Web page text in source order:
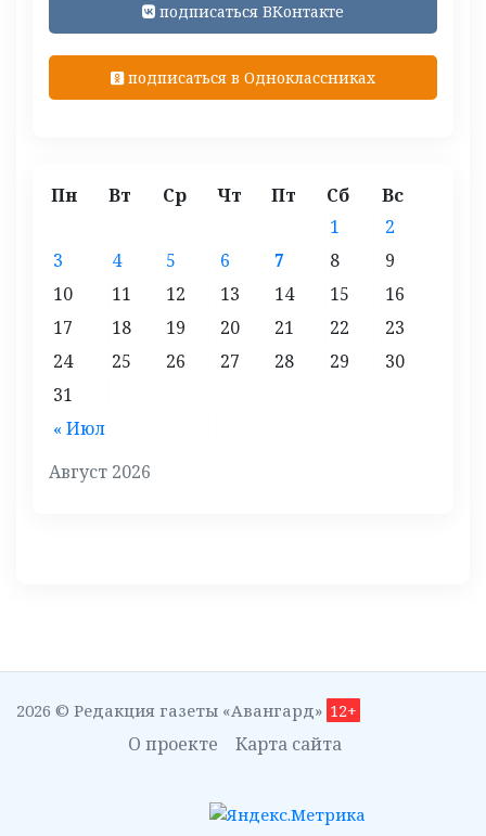
подписаться ВКонтакте
подписаться в Одноклассниках
Август 2026
Пн Вт Ср Чт Пт Сб Вс
« Июл
1
2
3
4 5 6 7 8
9
10
11 12 13 14 15
16
17
18 19 20 21 22
23
24
25 26 27 28 29
30
31
2026 © Редакция газеты «Авангард» 12+
О проекте Карта сайта